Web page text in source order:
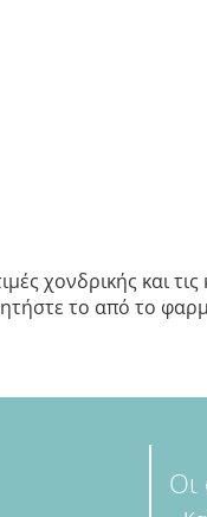
χονδρικής και
το από το
Οι